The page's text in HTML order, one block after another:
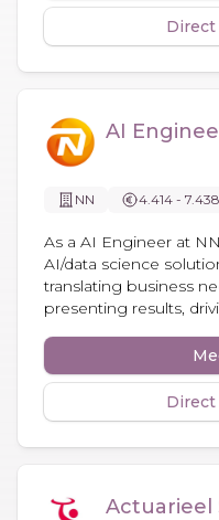
AI
NN 4.414 - 7.438
As a AI Engineer at
AI/data science
translating business
presenting results,
Actuarieel